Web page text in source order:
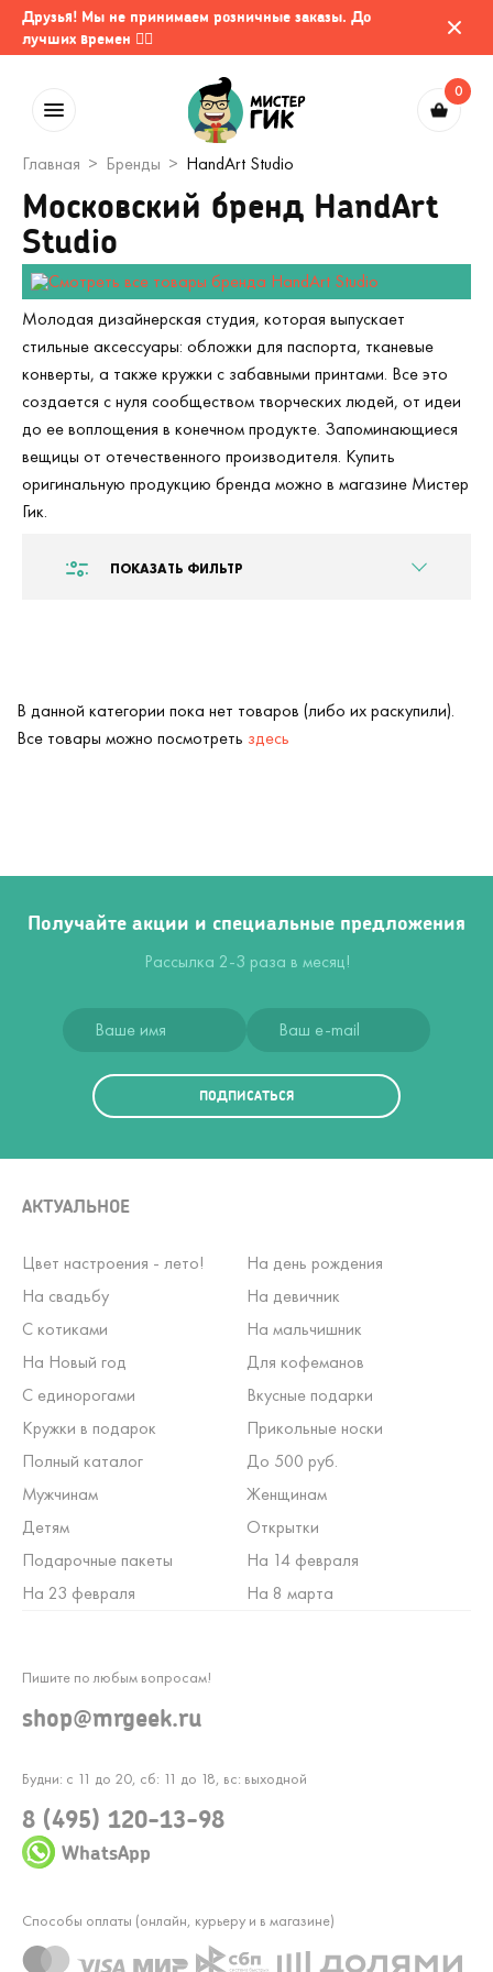
Друзья! Мы не принимаем розничные заказы. До
лучших времен 🤷‍♂️
0
Главная Бренды HandArt Studio
Московский бренд HandArt
Studio
Молодая дизайнерская студия, которая выпускает
стильные аксессуары: обложки для паспорта, тканевые
конверты, а также кружки с забавными принтами. Все это
создается с нуля сообществом творческих людей, от идеи
до ее воплощения в конечном продукте. Запоминающиеся
вещицы от отечественного производителя. Купить
оригинальную продукцию бренда можно в магазине Мистер
Гик.
ПОКАЗАТЬ ФИЛЬТР
В данной категории пока нет товаров (либо их раскупили).
Все товары можно посмотреть здесь
Получайте акции и специальные предложения
Рассылка 2-3 раза в месяц!
ПОДПИСАТЬСЯ
АКТУАЛЬНОЕ
Цвет настроения - лето!
На день рождения
На свадьбу
На девичник
С котиками
На мальчишник
На Новый год
Для кофеманов
С единорогами
Вкусные подарки
Кружки в подарок
Прикольные носки
Полный каталог
До 500 руб.
Мужчинам
Женщинам
Детям
Открытки
Подарочные пакеты
На 14 февраля
На 23 февраля
На 8 марта
Будни: с 11 до 20, сб: 11 до 18, вс: выходной
8 (495) 120-13-98
WhatsApp
Пишите по любым вопросам!
shop@mrgeek.ru
Способы оплаты (онлайн, курьеру и в магазине)